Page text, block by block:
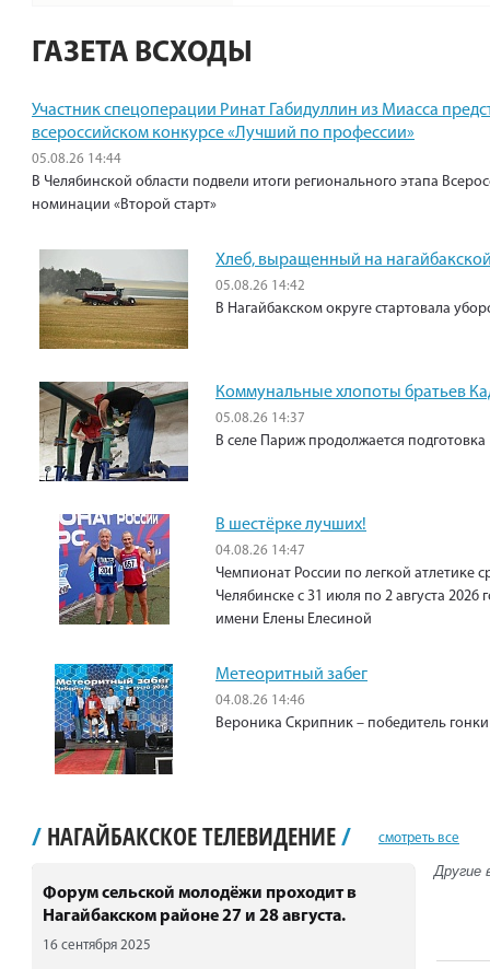
ГАЗЕТА ВСХОДЫ
Участник спецоперации Ринат Габидуллин из Миасса
всероссийском конкурсе «Лучший по профессии»
05.08.26 14:44
В Челябинской области подвели итоги регионального этапа
номинации «Второй старт»
Хлеб, выращенный на
05.08.26 14:42
В Нагайбакском округе стартовала
Коммунальные хлопоты братьев
05.08.26 14:37
В селе Париж продолжается подготовка
В шестёрке лучших!
04.08.26 14:47
Чемпионат России по легкой атлетике
Челябинске с 31 июля по 2 августа 2026
имени Елены Елесиной
Метеоритный забег
04.08.26 14:46
Вероника Скрипник – победитель
/ НАГАЙБАКСКОЕ ТЕЛЕВИДЕНИЕ/ смотреть все
Форум сельской молодёжи проходит в
Нагайбакском районе 27 и 28 августа.
16 сентября 2025
Другие